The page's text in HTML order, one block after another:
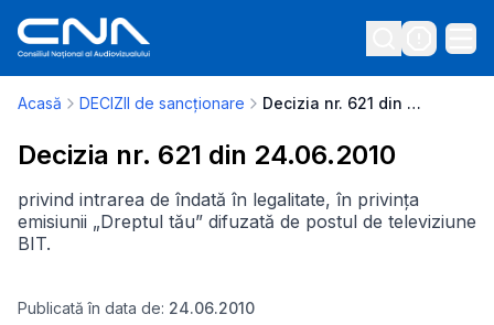
Acasă DECIZII de sancționare Decizia nr. 621 din 24.06.2010
Decizia nr. 621 din 24.06.2010
privind intrarea de îndată în legalitate, în privința
emisiunii „Dreptul tău” difuzată de postul de televiziune
BIT.
Publicată în data de: 24.06.2010